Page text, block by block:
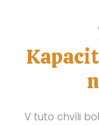
V tuto chvíli